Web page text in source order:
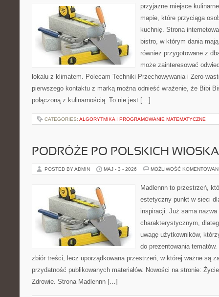
przyjazne miejsce
mapie, które przyciąga
kuchnię. Strona
bistro, w którym dania
również przygotowane z
może zainteresować
lokalu z klimatem. Polecam Techniki Przechowywania i Zero-
pierwszego kontaktu z marką można odnieść wrażenie, że Bibi
połączoną z kulinarnością. To nie jest […]
CATEGORIES: ALGORYTMIKA I PROGRAMOWANIE MATEMATYCZNE
PODRÓŻE PO POLSKICH
POSTED BY ADMIN MAJ - 3 - 2026 MOŻLIWOŚĆ
Madlennn to przestrzeń,
estetyczny punkt w sieci
inspiracji. Już sama
charakterystycznym,
uwagę użytkowników,
do prezentowania
zbiór treści, lecz uporządkowana przestrzeń, w której ważne są
przydatność publikowanych materiałów. Nowości na stronie:
Zdrowie. Strona Madlennn […]